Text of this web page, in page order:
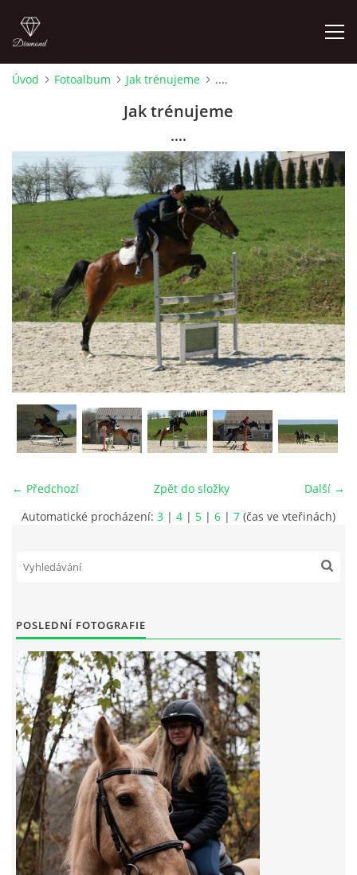
KONTAKT
SLUŽBY
JEŽDĚNÍ PRO VEŘEJNOST
FOTOALBUM
VIDEA
ODKAZY
NOVÝ PŘEKÁŽKOVÝ MATERIÁL
NEDOSTAVILI NA PODZIMNÍ BRIGÁDU
ČLENOVÉ RYCHVALDU 2023
7:4 (VELKÝ PÁTEK) KROUŽEK NEBUDE
JARNÍ BRIGÁDA 20.5.2023
DNE 17.11.2023 KROUŽEK JEZDECTVÍ NENÍ
Úvod Fotoalbum Jak trénujeme ....
Jak trénujeme
....
← Předchozí Další →
Zpět do složky
Automatické procházení: 3 | 4 | 5 | 6 | 7 (čas ve vteřinách)
POSLEDNÍ FOTOGRAFIE